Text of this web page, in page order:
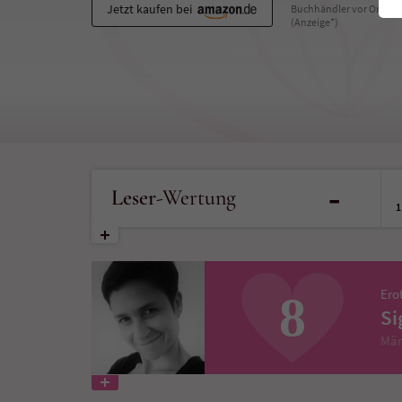
Jetzt kaufen bei
Buchhändler vor Ort
(Anzeige*)
Leser-Wertung -
1
8